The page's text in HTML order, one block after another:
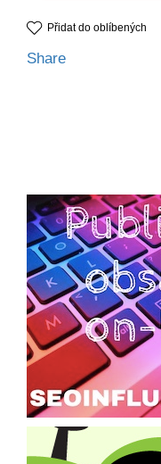
Přidat do oblíbených
Share